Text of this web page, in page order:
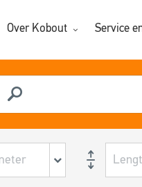
Over Kobout Service